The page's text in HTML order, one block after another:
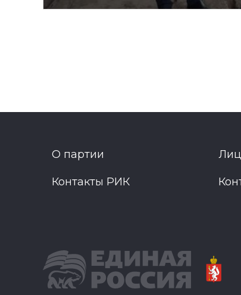
О партии
Контакты РИК